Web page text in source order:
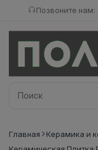
Позвоните нам:
Главная
Керамика и